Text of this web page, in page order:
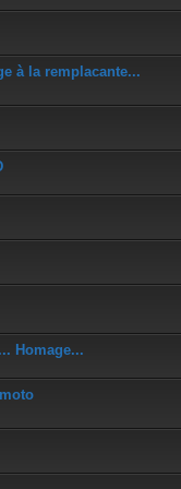
à la remplacante...
Homage...